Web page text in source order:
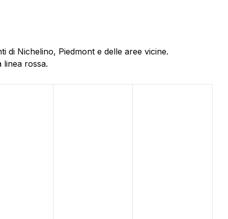
di Nichelino, Piedmont e delle aree vicine.
linea rossa.